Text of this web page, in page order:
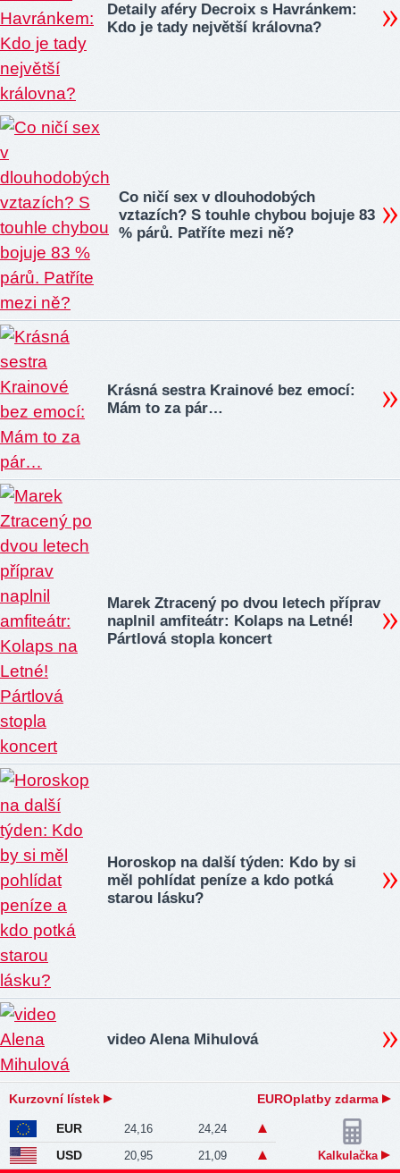
Detaily aféry Decroix s Havránkem:
Kdo je tady největší královna?
Co ničí sex v dlouhodobých
vztazích? S touhle chybou bojuje 83
% párů. Patříte mezi ně?
Krásná sestra Krainové bez emocí:
Mám to za pár…
Marek Ztracený po dvou letech příprav
naplnil amfiteátr: Kolaps na Letné!
Pártlová stopla koncert
Horoskop na další týden: Kdo by si
měl pohlídat peníze a kdo potká
starou lásku?
video Alena Mihulová
Kurzovní lístek EUROplatby zdarma
EUR 24,16 24,24
USD 20,95 21,09 Kalkulačka